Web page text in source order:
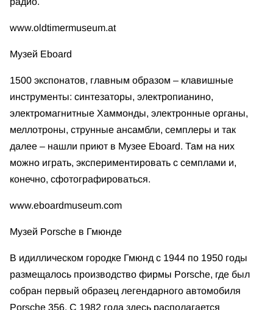
www.oldtimermuseum.at
Музей Eboard
1500 экспонатов, главным образом – клавишные
инструменты: синтезаторы, электропианино,
электромагнитные Хаммонды, электронные органы,
меллотроны, струнные ансамбли, семплеры и так
далее – нашли приют в Музее Eboard. Там на них
можно играть, экспериментировать с семплами и,
конечно, сфотографироваться.
www.eboardmuseum.com
Музей Porsche в Гмюнде
В идиллическом городке Гмюнд с 1944 по 1950 годы
размещалось производство фирмы Porsche, где был
собран первый образец легендарного автомобиля
Porsche 356. С 1982 года здесь располагается